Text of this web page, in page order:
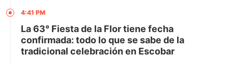
4:41 PM
La 63° Fiesta de la Flor tiene fecha
confirmada: todo lo que se sabe de la
tradicional celebración en Escobar